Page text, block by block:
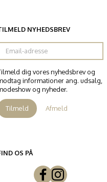
NYHEDSBREV
adresse
dig vores nyhedsbrev og
informationer ang. udsalg,
og nyheder.
Tilmeld Afmeld
OS PÅ